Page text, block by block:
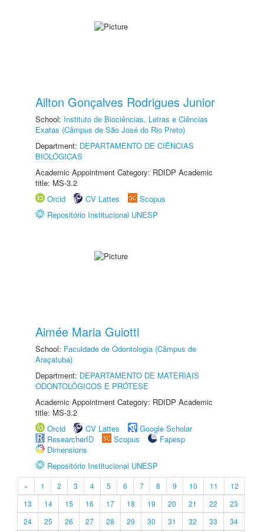
Ailton Gonçalves Rodrigues Junior
School: Instituto de Biociências, Letras e Ciências
Exatas (Câmpus de São José do Rio Preto)
Department: DEPARTAMENTO DE CIÊNCIAS
BIOLÓGICAS
Academic Appointment Category: RDIDP Academic
title: MS-3.2
Orcid
CV Lattes
Scopus
Repositório Institucional UNESP
Aimée Maria Guiotti
School: Faculdade de Odontologia (Câmpus de
Araçatuba)
Department: DEPARTAMENTO DE MATERIAIS
ODONTOLÓGICOS E PRÓTESE
Academic Appointment Category: RDIDP Academic
title: MS-3.2
Orcid
CV Lattes
Google Scholar
ResearcherID
Scopus
Fapesp
Dimensions
Repositório Institucional UNESP
« 1 2 3 4 5 6 7 8 9 10 11
12
13
14 15 16 17 18 19 20 21 22
23
24
25 26 27 28 29 30 31 32 33
34